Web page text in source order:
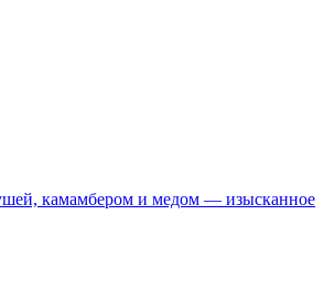
камамбером и медом — изысканное